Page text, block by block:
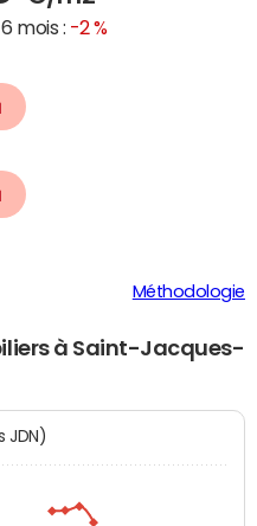
mois : -2 %
Méthodologie
à Saint-Jacques-
JDN)